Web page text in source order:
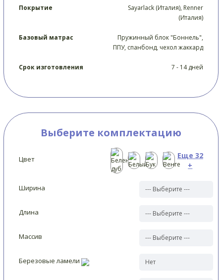
Покрытие
Sayarlack (Италия), Renner
(Италия)
Базовый матрас
Пружинный блок "Боннель",
ППУ, спанбонд, чехол жаккард
Срок изготовления 7 - 14 дней
Выберите комплектацию
Цвет
Еще 32
+
Ширина
Длина
Массив
Березовые ламели